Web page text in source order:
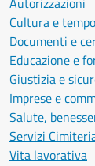
Cultura e
Documenti e
Educazione e
Giustizia e
Imprese e
Salute,
Servizi
Vita lavorativa